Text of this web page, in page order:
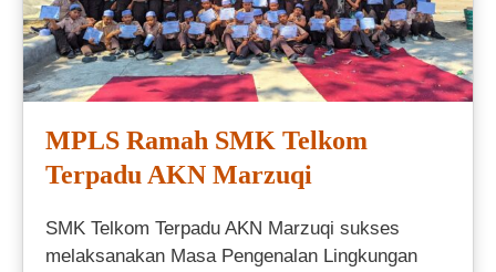
MPLS Ramah SMK Telkom
Terpadu AKN Marzuqi
SMK Telkom Terpadu AKN Marzuqi sukses
melaksanakan Masa Pengenalan Lingkungan